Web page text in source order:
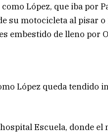
López, que iba por
su motocicleta al pisar
embestido de lleno por
López queda tendido
Escuela, donde